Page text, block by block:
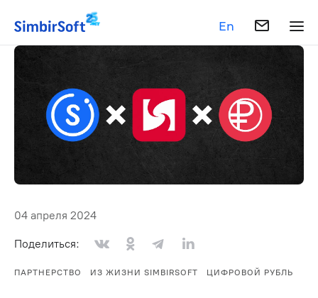
En
04 апреля 2024
Поделиться:
ПАРТНЕРСТВО ИЗ ЖИЗНИ SIMBIRSOFT ЦИФРОВОЙ РУБЛЬ